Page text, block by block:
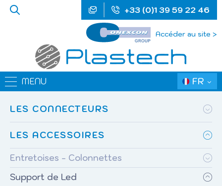
Accéder au site >
+33 (0)1 39 59 22 46
FR
MENU
LES CONNECTEURS
LES ACCESSOIRES
Entretoises - Colonnettes
Support de Led